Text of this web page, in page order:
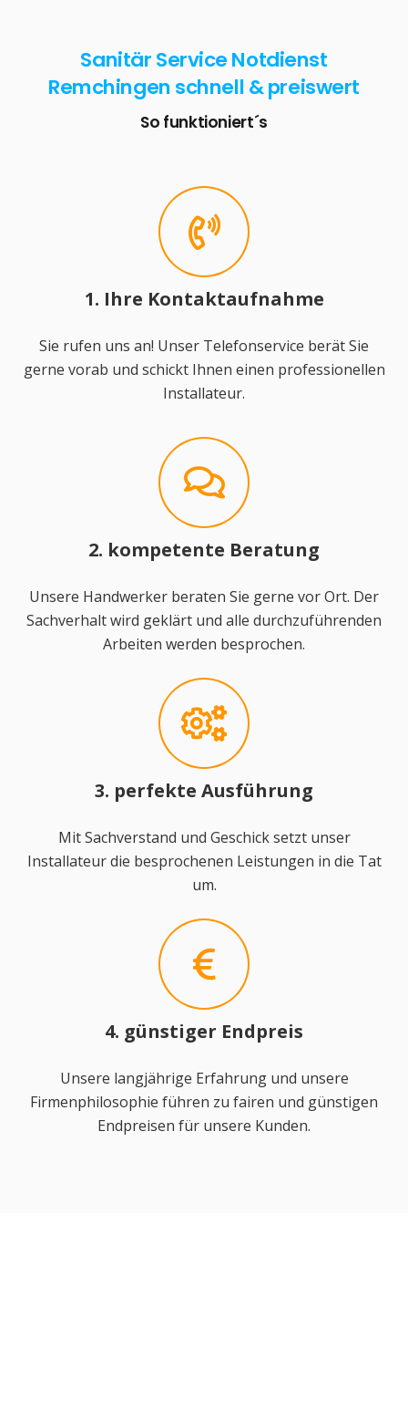
Sanitär Service Notdienst
Remchingen schnell & preiswert
So funktioniert´s
1. Ihre Kontaktaufnahme
Sie rufen uns an! Unser Telefonservice berät Sie
gerne vorab und schickt Ihnen einen professionellen
Installateur.
2. kompetente Beratung
Unsere Handwerker beraten Sie gerne vor Ort. Der
Sachverhalt wird geklärt und alle durchzuführenden
Arbeiten werden besprochen.
3. perfekte Ausführung
Mit Sachverstand und Geschick setzt unser
Installateur die besprochenen Leistungen in die Tat
um.
4. günstiger Endpreis
Unsere langjährige Erfahrung und unsere
Firmenphilosophie führen zu fairen und günstigen
Endpreisen für unsere Kunden.